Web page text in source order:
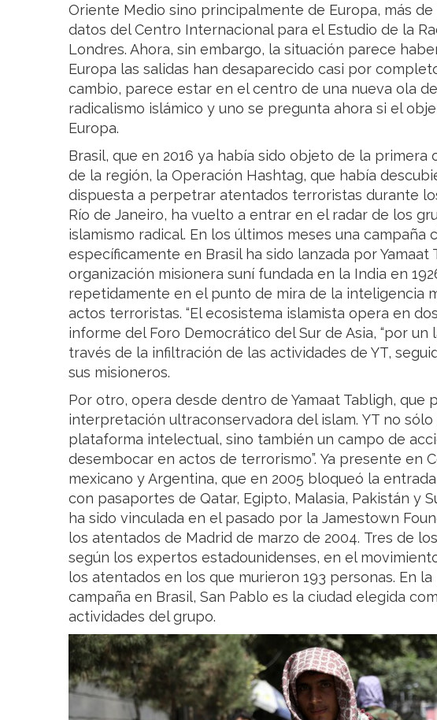
Oriente Medio sino principalmente de Europa, más de
datos del Centro Internacional para el Estudio de la
Londres. Ahora, sin embargo, la situación parece
Europa las salidas han desaparecido casi por
cambio, parece estar en el centro de una nueva ola
radicalismo islámico y uno se pregunta ahora si el
Europa.
Brasil, que en 2016 ya había sido objeto de la
de la región, la Operación Hashtag, que había
dispuesta a perpetrar atentados terroristas durante
Río de Janeiro, ha vuelto a entrar en el radar de los
islamismo radical. En los últimos meses una campaña
específicamente en Brasil ha sido lanzada por Yamaat
organización misionera suní fundada en la India en
repetidamente en el punto de mira de la inteligencia
actos terroristas. “El ecosistema islamista opera en
informe del Foro Democrático del Sur de Asia, “por un
través de la infiltración de las actividades de YT,
sus misioneros.
Por otro, opera desde dentro de Yamaat Tabligh, que
interpretación ultraconservadora del islam. YT no
plataforma intelectual, sino también un campo de
desembocar en actos de terrorismo”. Ya presente en
mexicano y Argentina, que en 2005 bloqueó la
con pasaportes de Qatar, Egipto, Malasia, Pakistán y
ha sido vinculada en el pasado por la Jamestown
los atentados de Madrid de marzo de 2004. Tres de
según los expertos estadounidenses, en el
los atentados en los que murieron 193 personas. En
campaña en Brasil, San Pablo es la ciudad elegida
actividades del grupo.